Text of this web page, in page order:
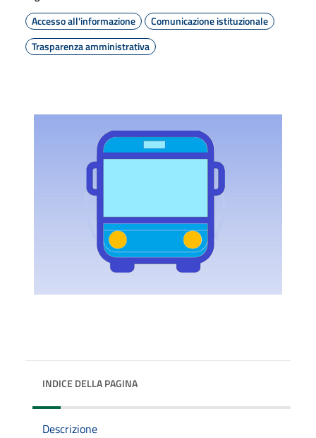
Accesso all'informazione
Comunicazione istituzionale
Trasparenza amministrativa
INDICE DELLA PAGINA
Descrizione